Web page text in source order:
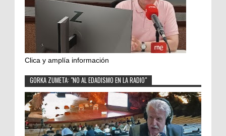
Clica y amplía información
GORKA ZUMETA: "NO AL EDADISMO EN LA RADIO"